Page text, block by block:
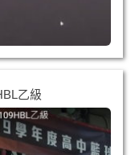
乙級